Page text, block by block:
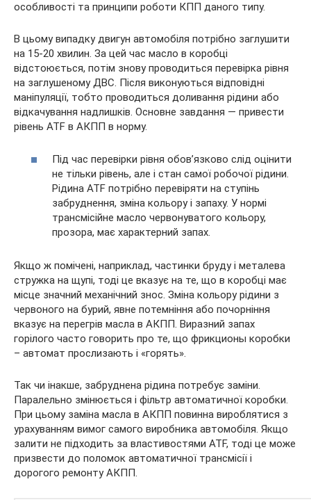
особливості та принципи роботи КПП даного типу.
В цьому випадку двигун автомобіля потрібно заглушити
на 15-20 хвилин. За цей час масло в коробці
відстоюється, потім знову проводиться перевірка рівня
на заглушеному ДВС. Після виконуються відповідні
маніпуляції, тобто проводиться доливання рідини або
відкачування надлишків. Основне завдання — привести
рівень ATF в АКПП в норму.
Під час перевірки рівня обов’язково слід оцінити
не тільки рівень, але і стан самої робочої рідини.
Рідина ATF потрібно перевіряти на ступінь
забруднення, зміна кольору і запаху. У нормі
трансмісійне масло червонуватого кольору,
прозора, має характерний запах.
Якщо ж помічені, наприклад, частинки бруду і металева
стружка на щупі, тоді це вказує на те, що в коробці має
місце значний механічний знос. Зміна кольору рідини з
червоного на бурий, явне потемніння або почорніння
вказує на перегрів масла в АКПП. Виразний запах
горілого часто говорить про те, що фрикционы коробки
– автомат прослизають і «горять».
Так чи інакше, забруднена рідина потребує заміни.
Паралельно змінюється і фільтр автоматичної коробки.
При цьому заміна масла в АКПП повинна вироблятися з
урахуванням вимог самого виробника автомобіля. Якщо
залити не підходить за властивостями ATF, тоді це може
призвести до поломок автоматичної трансмісії і
дорогого ремонту АКПП.